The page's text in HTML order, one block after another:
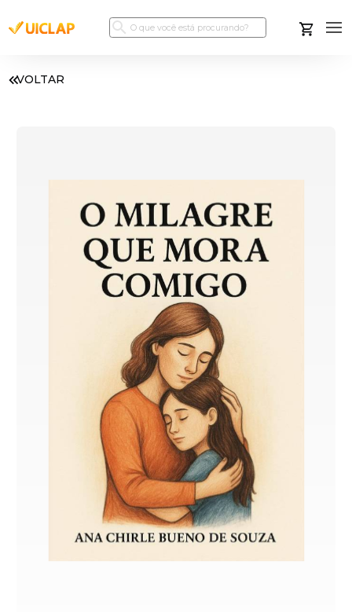
VOLTAR